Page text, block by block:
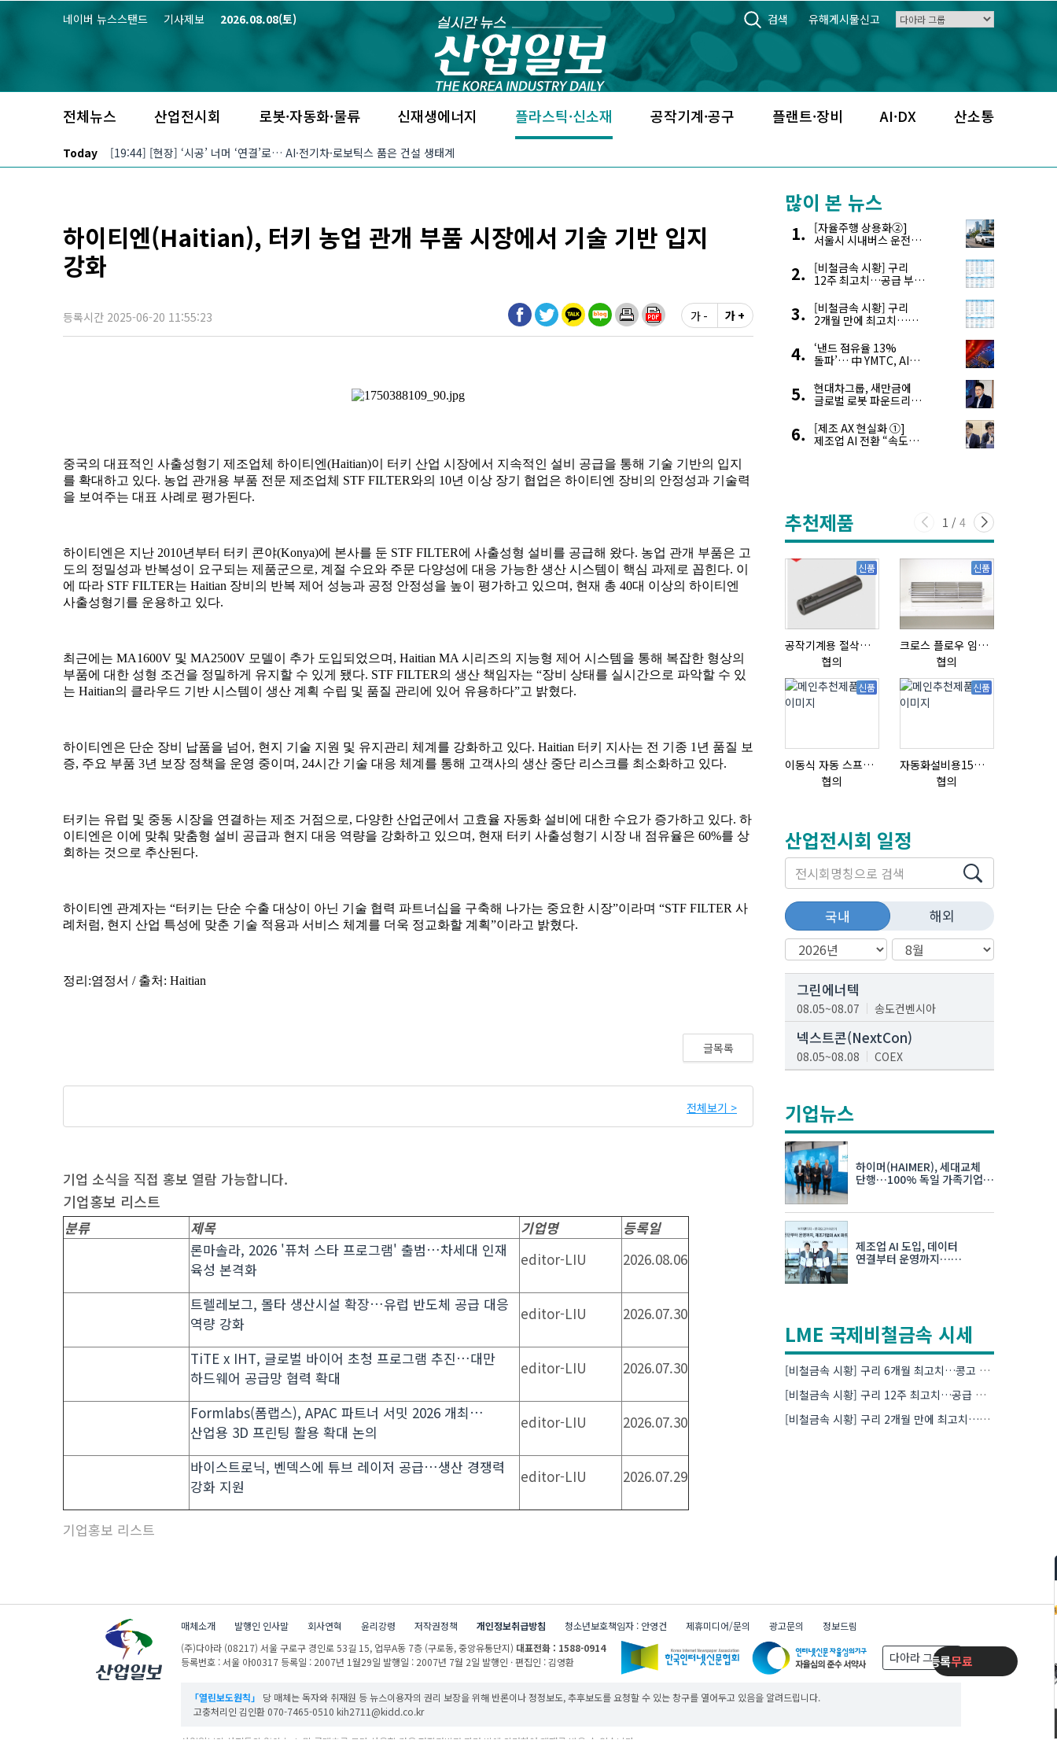
네이버 뉴스스탠드 기사제보 2026.08.08(토) 검색 유해게시물신고
전체뉴스 산업전시회 로봇·자동화·물류 신재생에너지 플라스틱·신소재 공작기계·공구 플랜트·장비 AI·DX 산소통
Today [19:44] [현장] ‘시공’ 너머 ‘연결’로… AI·전기차·로보틱스 품은 건설 생태계
하이티엔(Haitian), 터키 농업 관개 부품 시장에서 기술 기반 입지
강화
등록시간 2025-06-20 11:55:23 가 - 가 +
글목록
전체보기 >
기업 소식을 직접 홍보 열람 가능합니다.
기업홍보 리스트
기업홍보 리스트
분류 제목 기업명
등록일
론마솔라, 2026 '퓨처 스타 프로그램' 출범…차세대 인재
육성 본격화
editor-LIU 2026.08.06
트렐레보그, 몰타 생산시설 확장…유럽 반도체 공급 대응
역량 강화
editor-LIU 2026.07.30
TiTE x IHT, 글로벌 바이어 초청 프로그램 추진…대만
하드웨어 공급망 협력 확대
editor-LIU 2026.07.30
Formlabs(폼랩스), APAC 파트너 서밋 2026 개최…
산업용 3D 프린팅 활용 확대 논의
editor-LIU 2026.07.30
바이스트로닉, 벤덱스에 튜브 레이저 공급…생산 경쟁력
강화 지원
editor-LIU 2026.07.29
많이 본 뉴스
[자율주행 상용화②]
서울시 시내버스 운전자
해결한다
[비철금속 시황] 구리
12주 최고치…공급 부족
[비철금속 시황] 구리
2개월 만에 최고치…
우려 확대
‘낸드 점유율 13%
돌파’… 中 YMTC, AI
4위 맹추격
현대차그룹, 새만금에
글로벌 로봇 파운드리
[제조 AX 현실화 ①]
제조업 AI 전환 “속도와
추천제품 1 / 4
신품
공작기계용 절삭공구, 슬리브(SLEEVE)
협의
신품
크로스 플로우 임펠라
협의
신품
이동식 자동 스프레이 세척기
협의
신품
자동화설비용15ml자동주입기
협의
산업전시회 일정
국내 해외
그린에너텍
08.05~08.07 송도컨벤시아
넥스트콘(NextCon)
08.05~08.08 COEX
08.19~08.21
K-PRINT
08.19~08.22
자율주행모빌리티산업전
08.25~08.27
차세대 반도체 패키징 산업전
08.26~08.28 수원컨벤션센터
기업뉴스
하이머(HAIMER), 세대교체
단행…100% 독일 가족기업
제조업 AI 도입, 데이터
연결부터 운영까지…
LME 국제비철금속 시세
[비철금속 시황] 구리 6개월 최고치…콩고 수출 규제에 공급 우려 확대
[비철금속 시황] 구리 12주 최고치…공급 부족 우려에 강세
[비철금속 시황] 구리 2개월 만에 최고치…재고 감소에 공급 부족 우려 확대
제품등록무료제품등록 무료제품등록무료
매체소개 발행인 인사말 회사연혁 윤리강령 저작권정책 개인정보취급방침 청소년보호책임자 : 안영건 제휴미디어/문의 광고문의
정보드림
(주)다아라 (08217) 서울 구로구 경인로 53길 15,업무A동 7층 (구로동, 중앙유통단지) 대표전화 : 1588-0914
등록번호 : 서울 아00317 등록일 : 2007년 1월29일 발행일 : 2007년 7월 2일 발행인 · 편집인 : 김영환 다아라 그룹
「열린보도원칙」
당 매체는 독자와 취재원 등 뉴스이용자의 권리 보장을 위해 반론이나 정정보도, 추후보도를 요청할 수 있는 창구를 열어두고 있음을 알려드립니다.
고충처리인 김인환 070-7465-0510 kih2711@kidd.co.kr
산업일보의 사전동의 없이 뉴스 및 콘텐츠를 무단 사용할 경우 저작권법과 관련 법에 의거하여 제재를 받을 수 있습니다.